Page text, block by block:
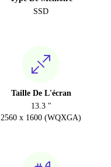
SSD
Taille De L'écran
13.3 "
2560 x 1600 (WQXGA)